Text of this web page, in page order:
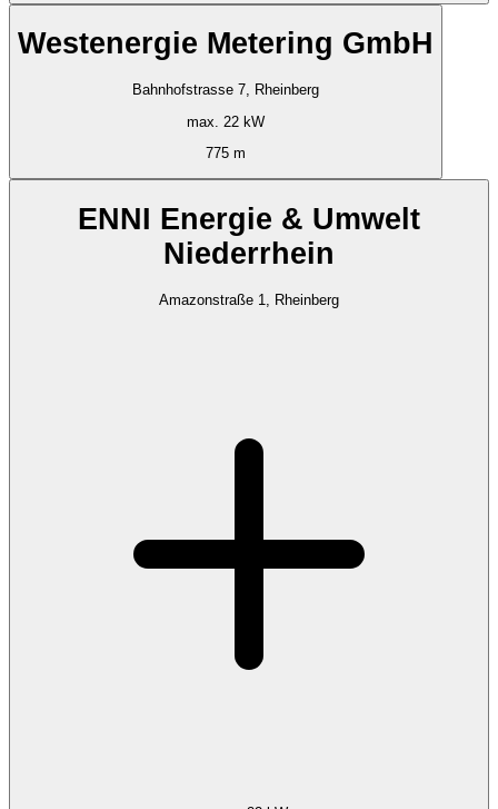
Westenergie Metering GmbH
Bahnhofstrasse 7, Rheinberg
max. 22 kW
775 m
ENNI Energie & Umwelt
Niederrhein
Amazonstraße 1, Rheinberg